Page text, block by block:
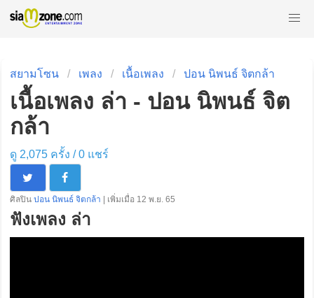
สยามโซน เพลง เนื้อเพลง ปอน นิพนธ์ จิตกล้า
เนื้อเพลง ล่า - ปอน นิพนธ์ จิต
กล้า
ดู 2,075 ครั้ง /0แชร์
ศิลปิน ปอน นิพนธ์ จิตกล้า | เพิ่มเมื่อ 12 พ.ย. 65
ฟังเพลง ล่า